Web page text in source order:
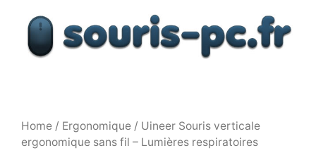
contenu
Home / Ergonomique / Uineer Souris verticale
ergonomique sans fil – Lumières respiratoires